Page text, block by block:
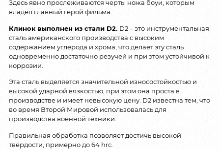
Здесь явно прослеживаются черты ножа боуи, которым
владел главный герой фильма.
Клинок выполнен из стали D2. D2 – это инструментальная
сталь американского производства с высоким
содержанием углерода и хрома, что делает эту сталь
одновременно достаточно резучей и при этом устойчивой к
коррозии.
Эта сталь выделяется значительной износостойкостью и
высокой ударной вязкостью, при этом она проста в
производстве и имеет невысокую цену. D2 известна тем, что
во время Второй Мировой использовалась для
производства военной техники.
Правильная обработка позволяет достичь высокой
твёрдости, примерно до 64 hrc.